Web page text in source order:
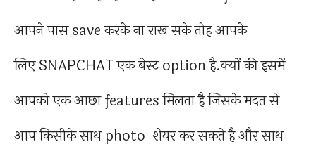
आपने पास save करके ना राख सके तोह आपके
लिए SNAPCHAT एक बेस्ट option है.क्यों की इसमें
आपको एक आछा features मिलता है जिसके मदत से
आप किसीके साथ photo शेयर कर सकते है और साथ